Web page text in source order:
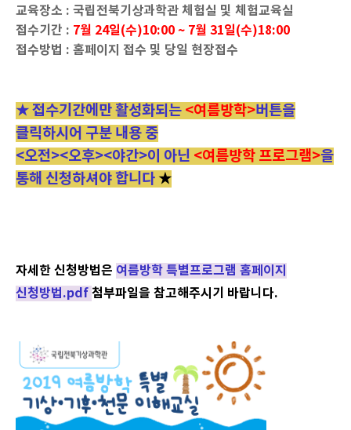
교육장소 : 국립전북기상과학관 체험실 및 체험교육실
접수기간 : 7월 24일(수)10:00 ~ 7월 31일(수)18:00
접수방법 : 홈페이지 접수 및 당일 현장접수
★ 접수기간에만 활성화되는 <여름방학>버튼을
클릭하시어 구분 내용 중
<오전><오후><야간>이 아닌 <여름방학 프로그램>을
통해 신청하셔야 합니다 ★
자세한 신청방법은 여름방학 특별프로그램 홈페이지
신청방법.pdf 첨부파일을 참고해주시기 바랍니다.